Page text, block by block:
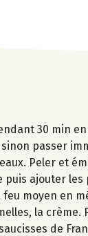
30 min
passer
Peler et
ajouter
moyen en
la crème.
de